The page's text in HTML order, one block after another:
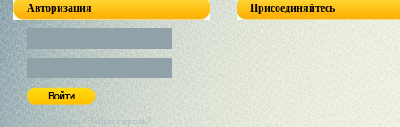
Авторизация
Регистрация / Забыл пароль?
Присоединяйтесь